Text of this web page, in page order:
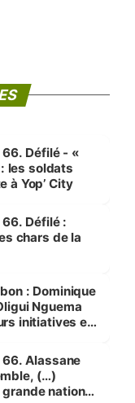
66. Défilé - «
les soldats
à Yop’ City
66. Défilé :
chars de la
: Dominique
Nguema
initiatives en
66. Alassane
(…)
nation